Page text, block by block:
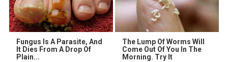
Fungus Is A Parasite, And
It Dies From A Drop Of
Plain...
The Lump Of Worms Will
Come Out Of You In The
Morning. Try It